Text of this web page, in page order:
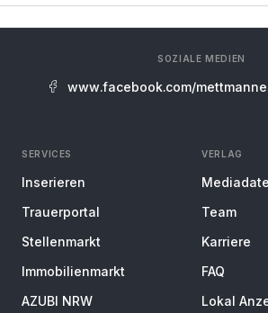
SOZIALE MEDIEN
www.facebook.com/
SERVICES
Inserieren
Trauerportal
Stellenmarkt
Immobilienmarkt
AZUBI NRW
VERLAG
Team
Karriere
FAQ
Lokal